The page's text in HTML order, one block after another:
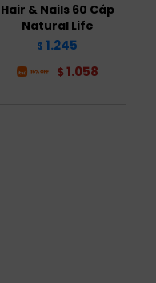
Hair & Nails 60 Cáp
Natural Life
$ 1.245
$ 1.058